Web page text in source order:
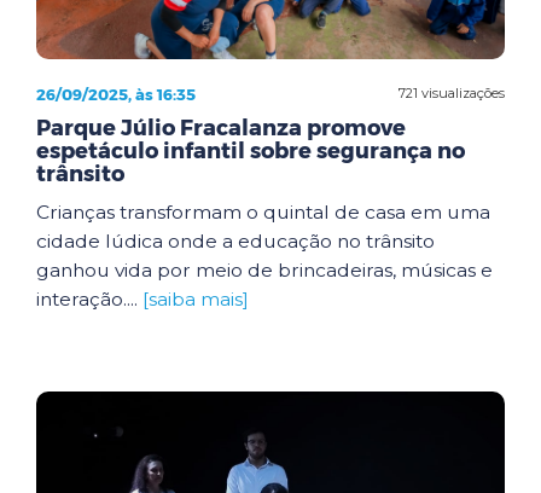
721 visualizações
26/09/2025, às 16:35
Parque Júlio Fracalanza promove
espetáculo infantil sobre segurança no
trânsito
Crianças transformam o quintal de casa em uma
cidade lúdica onde a educação no trânsito
ganhou vida por meio de brincadeiras, músicas e
interação.... [saiba mais]